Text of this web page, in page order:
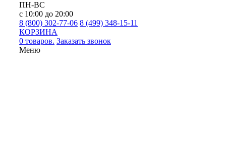
ПН-ВС
с 10:00 до 20:00
8 (800) 302-77-06 8 (499) 348-15-11
КОРЗИНА
0 товаров. Заказать звонок
Меню